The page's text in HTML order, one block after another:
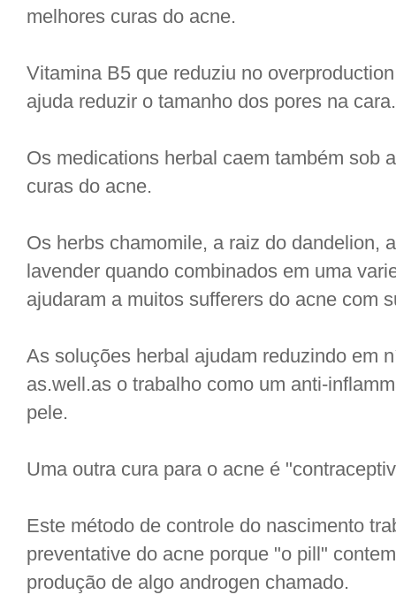
melhores curas do acne.
Vitamina B5 que reduziu no
ajuda reduzir o tamanho dos pores na cara.
Os medications herbal caem também sob
curas do acne.
Os herbs chamomile, a raiz do dandelion,
lavender quando combinados em uma
ajudaram a muitos sufferers do acne com
As soluções herbal ajudam reduzindo em
as.well.as o trabalho como um anti-
pele.
Uma outra cura para o acne é
Este método de controle do nascimento
preventative do acne porque "o pill"
produção de algo androgen chamado.